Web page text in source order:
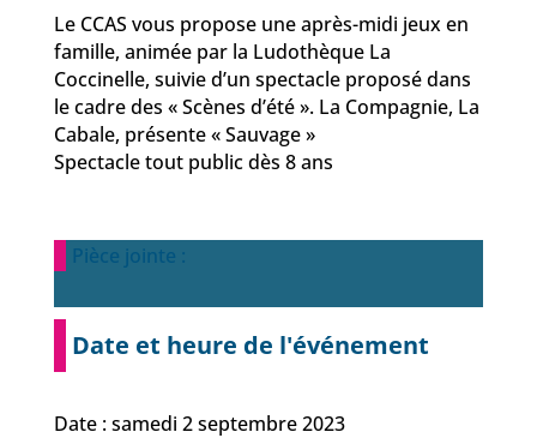
Le CCAS vous propose une après-midi jeux en
famille, animée par la Ludothèque La
Coccinelle, suivie d’un spectacle proposé dans
le cadre des « Scènes d’été ». La Compagnie, La
Cabale, présente « Sauvage »
Spectacle tout public dès 8 ans
Pièce jointe :
Date et heure de l'événement
Date : samedi 2 septembre 2023